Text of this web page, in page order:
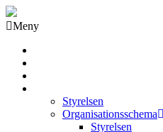
Meny
Styrelsen
Organisationsschema
Styrelsen